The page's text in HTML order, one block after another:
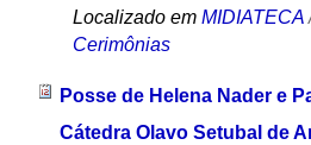
Localizado em MIDIATECA
Cerimônias
Posse de Helena Nader e
Cátedra Olavo Setubal de